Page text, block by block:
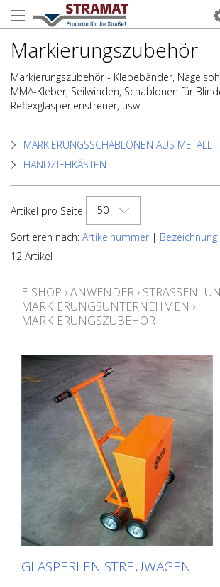
Markierungszubehör
Markierungszubehör - Klebebänder,
MMA-Kleber, Seilwinden, Schablonen für
Reflexglasperlenstreuer, usw.
MARKIERUNGSSCHABLONEN AUS METALL
HANDZIEHKÄSTEN
Artikel pro Seite
50
Sortieren nach: Artikelnummer | Bezeichnung
12 Artikel
E-SHOP ›ANWENDER › STRASSEN-
ARKIERUNGSUNTERNEHMEN
›
MARKIERUNGSZUBEHÖR
GLASPERLEN STREUWAGEN